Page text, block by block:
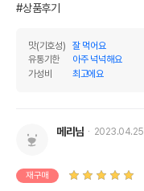
#상품후기
맛(기호성)
잘 먹어요
유통기한
아주 넉넉해요
가성비
최고에요
메리님 2023.04.25
재구매